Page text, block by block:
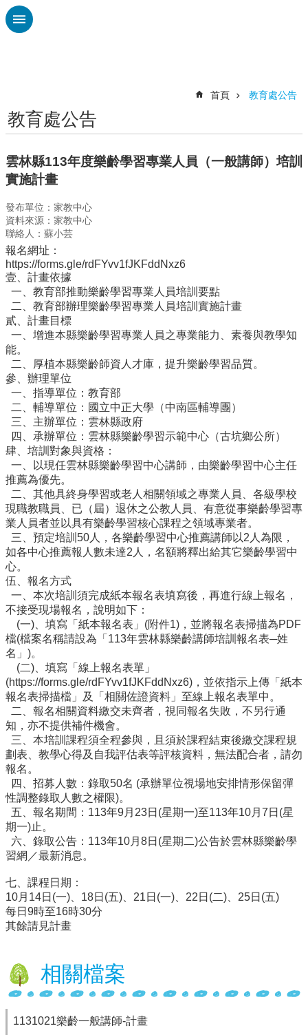
跳到主要內容區塊
認
廣
興
刊
專
欄
校
園
動
態
行
政
處
室
課
程
專
區
校
務
E
化
學
校
相
關
網
頁
學
校
相
關
辦
法
規
定
縣
府
訪
視
區
English
Version
課
程
總
體
廣
興
國
小
首頁 教育處公告
教育處公告
雲林縣113年度樂齡學習專業人員（一般講師）培訓
實施計畫
發布單位：家教中心
資料來源：家教中心
聯絡人：蘇小芸
報名網址：
https://forms.gle/rdFYvv1fJKFddNxz6
壹、計畫依據
一、教育部推動樂齡學習專業人員培訓要點
二、教育部辦理樂齡學習專業人員培訓實施計畫
貳、計畫目標
一、增進本縣樂齡學習專業人員之專業能力、素養與教學知
能。
二、厚植本縣樂齡師資人才庫，提升樂齡學習品質。
參、辦理單位
一、指導單位：教育部
二、輔導單位：國立中正大學（中南區輔導團）
三、主辦單位：雲林縣政府
四、承辦單位：雲林縣樂齡學習示範中心（古坑鄉公所）
肆、培訓對象與資格：
一、以現任雲林縣樂齡學習中心講師，由樂齡學習中心主任
推薦為優先。
二、其他具終身學習或老人相關領域之專業人員、各級學校
現職教職員、已（屆）退休之公教人員、有意從事樂齡學習專
業人員者並以具有樂齡學習核心課程之領域專業者。
三、預定培訓50人，各樂齡學習中心推薦講師以2人為限，
如各中心推薦報人數未達2人，名額將釋出給其它樂齡學習中
心。
伍、報名方式
一、本次培訓須完成紙本報名表填寫後，再進行線上報名，
不接受現場報名，說明如下：
(一)、填寫「紙本報名表」(附件1)，並將報名表掃描為PDF
檔(檔案名稱請設為「113年雲林縣樂齡講師培訓報名表─姓
名」)。
(二)、填寫「線上報名表單」
(https://forms.gle/rdFYvv1fJKFddNxz6)，並依指示上傳「紙本
報名表掃描檔」及「相關佐證資料」至線上報名表單中。
二、報名相關資料繳交未齊者，視同報名失敗，不另行通
知，亦不提供補件機會。
三、本培訓課程須全程參與，且須於課程結束後繳交課程規
劃表、教學心得及自我評估表等評核資料，無法配合者，請勿
報名。
四、招募人數：錄取50名 (承辦單位視場地安排情形保留彈
性調整錄取人數之權限)。
五、報名期間：113年9月23日(星期一)至113年10月7日(星
期一)止。
六、錄取公告：113年10月8日(星期二)公告於雲林縣樂齡學
習網／最新消息。
七、課程日期：
10月14日(一)、18日(五)、21日(一)、22日(二)、25日(五)
每日9時至16時30分
其餘請見計畫
相關檔案
1131021樂齡一般講師-計畫